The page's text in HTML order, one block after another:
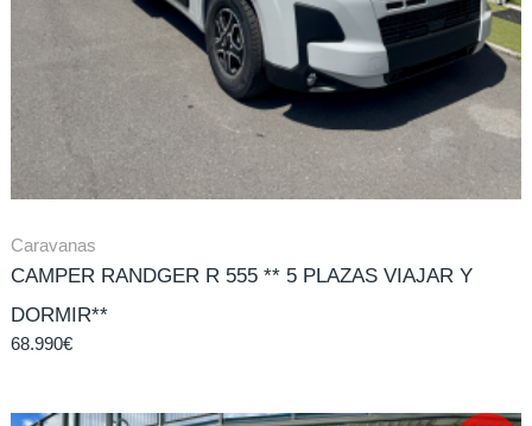
Caravanas
CAMPER RANDGER R 555 ** 5 PLAZAS VIAJAR Y
DORMIR**
68.990€